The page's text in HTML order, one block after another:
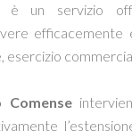
un servizio
efficacemente
esercizio
Comense